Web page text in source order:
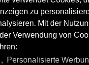
zu
Mit der
Verwendung von
, Personalisierte